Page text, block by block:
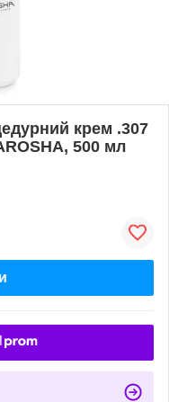
крем .307
500 мл